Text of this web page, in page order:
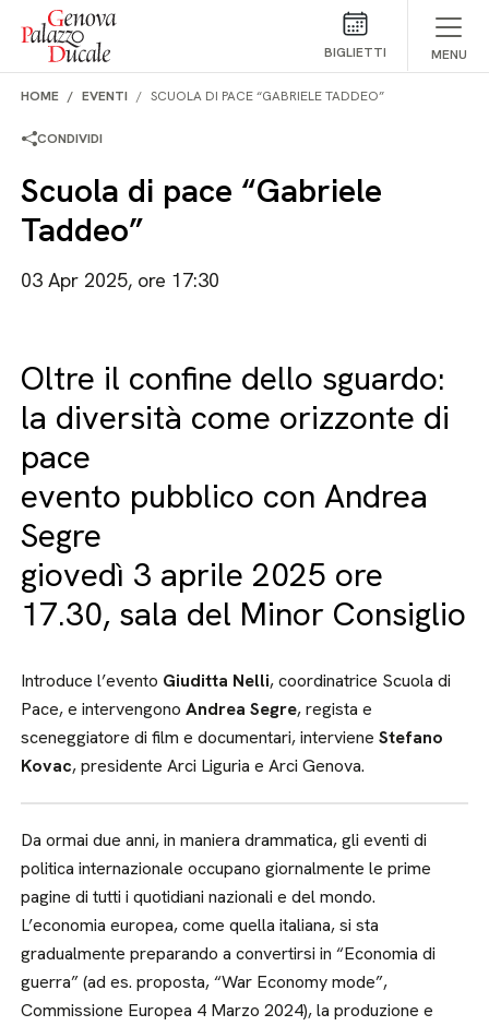
Salta al contenuto
BIGLIETTI MENU
HOME EVENTI SCUOLA DI PACE “GABRIELE TADDEO”
CONDIVIDI
Scuola di pace “Gabriele
Taddeo”
03 Apr 2025, ore 17:30
Oltre il confine dello sguardo:
la diversità come orizzonte di
pace
evento pubblico con Andrea
Segre
giovedì 3 aprile 2025 ore
17.30, sala del Minor Consiglio
Introduce l’evento Giuditta Nelli, coordinatrice Scuola di
Pace, e intervengonoAndrea Segre, regista e
sceneggiatore di film e documentari, intervieneStefano
Kovac, presidente Arci Liguria e Arci Genova.
Da ormai due anni, in maniera drammatica, gli eventi di
politica internazionale occupano giornalmente le prime
pagine di tutti i quotidiani nazionali e del mondo.
L’economia europea, come quella italiana, si sta
gradualmente preparando a convertirsi in “Economia di
guerra” (ad es. proposta, “War Economy mode”,
Commissione Europea 4 Marzo 2024), la produzione e